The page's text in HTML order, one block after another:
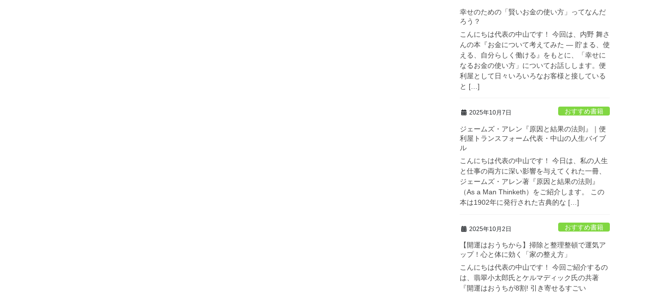
幸せのための「賢いお金の使い方」ってなんだ
ろう？
こんにちは代表の中山です！ 今回は、内野 舞さ
んの本『お金について考えてみた ― 貯まる、使
える、自分らしく働ける』をもとに、「幸せに
なるお金の使い方」についてお話しします。便
利屋として日々いろいろなお客様と接している
と […]
2025年10月7日 おすすめ書籍
ジェームズ・アレン『原因と結果の法則』｜便
利屋トランスフォーム代表・中山の人生バイブ
ル
こんにちは代表の中山です！ 今日は、私の人生
と仕事の両方に深い影響を与えてくれた一冊、
ジェームズ・アレン著『原因と結果の法則』
（As a Man Thinketh）をご紹介します。 この
本は1902年に発行された古典的な […]
2025年10月2日 おすすめ書籍
【開運はおうちから】掃除と整理整頓で運気ア
ップ！心と体に効く「家の整え方」
こんにちは代表の中山です！ 今回ご紹介するの
は、翡翠小太郎氏とケルマディック氏の共著
『開運はおうちが8割! 引き寄せるすごい